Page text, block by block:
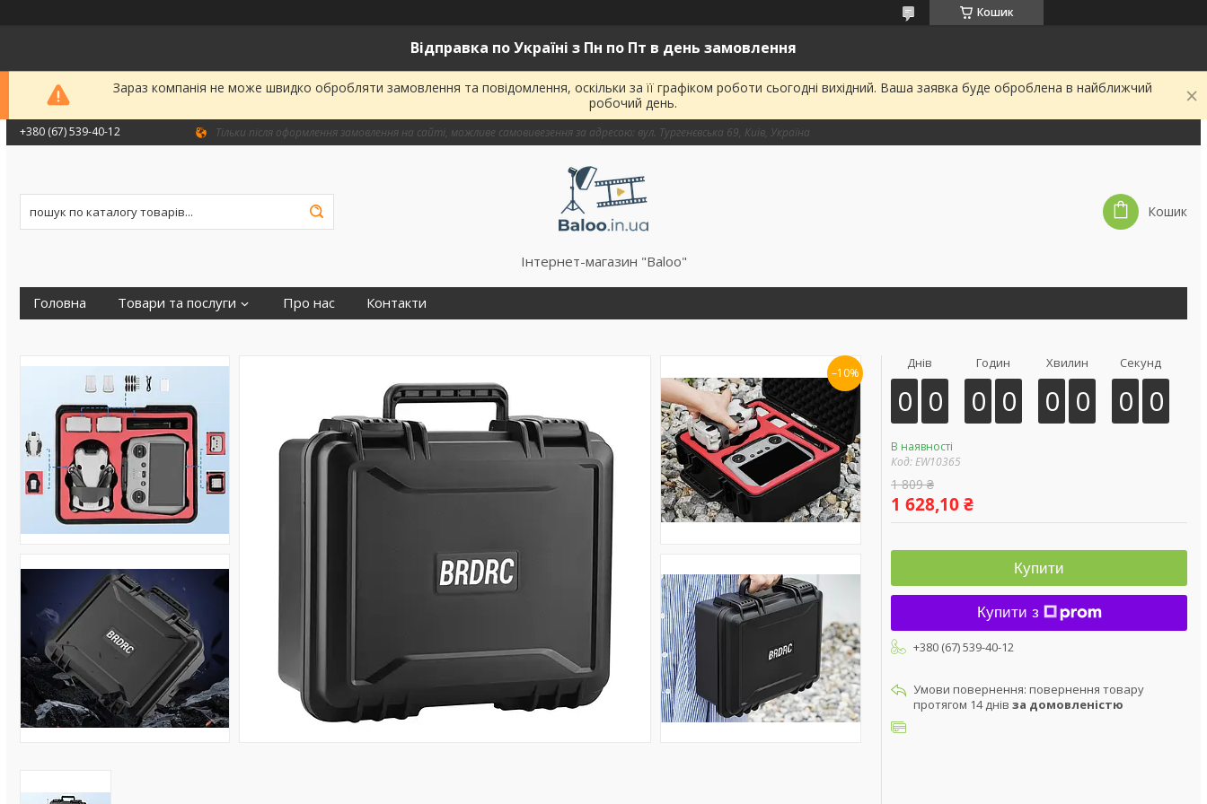
Кошик
Відправка по Україні з Пн по Пт в день замовлення
Зараз компанія не може швидко обробляти замовлення та повідомлення, оскільки за її графіком роботи сьогодні вихідний. Ваша заявка буде оброблена в найближчий
робочий день.
+380 (67) 539-40-12 Тільки після оформлення замовлення на сайті, можливе самовивезення за адресою: вул. Тургенєвська 69, Київ, Україна
Інтернет-магазин "Baloo"
Кошик
Головна Товари та послуги Про нас Контакти
–10%
Днів
0 0
Годин
0 0
Хвилин
0 0
Секунд
0 0
В наявності
Код:EW10365
1 809 ₴
1 628,10 ₴
Купити
Купити з
+380 (67) 539-40-12
повернення товару
протягом 14 днів за домовленістю